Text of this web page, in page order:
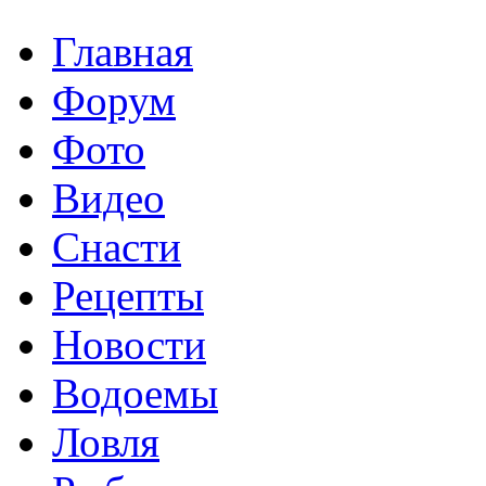
Главная
Форум
Фото
Видео
Снасти
Рецепты
Новости
Водоемы
Ловля